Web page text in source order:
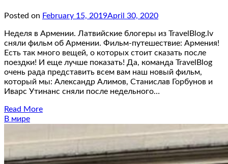
Posted on February 15, 2019April 30, 2020
Неделя в Армении. Латвийские блогеры из TravelBlog.lv
сняли фильм об Армении. Фильм-путешествие: Армения!
Есть так много вещей, о которых стоит сказать после
поездки! И еще лучше показать! Да, команда TravelBlog
очень рада представить всем вам наш новый фильм,
который мы: Александр Алимов, Станислав Горбунов и
Иварс Утинанс сняли после недельного…
Read More
В мире